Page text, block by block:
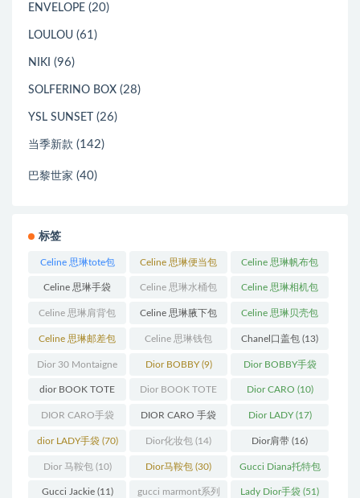
ENVELOPE (20)
LOULOU (61)
NIKI (96)
SOLFERINO BOX (28)
YSL SUNSET (26)
当季新款 (142)
巴黎世家 (40)
标签
Celine 思琳tote包
(23)
Celine 思琳便当包
(14)
Celine 思琳帆布包
(18)
Celine 思琳手袋
(250)
Celine 思琳水桶包
(55)
Celine 思琳相机包
(11)
Celine 思琳肩背包
(12)
Celine 思琳腋下包
(10)
Celine 思琳贝壳包
(12)
Celine 思琳邮差包
(13)
Celine 思琳钱包
(10)
Chanel口盖包 (13)
Dior 30 Montaigne
蒙田(31)
Dior BOBBY(9) Dior BOBBY手袋
(26)
dior BOOK TOTE
(12)
Dior BOOK TOTE
手袋(163)
Dior CARO (10)
DIOR CARO手袋
(11)
DIOR CARO 手袋
(31)
Dior LADY(17)
dior LADY手袋(70) Dior化妆包 (14) Dior肩带 (16)
Dior 马鞍包(10) Dior马鞍包 (30) Gucci Diana托特包
(11)
Gucci Jackie(11) gucci marmont系列 Lady Dior手袋 (51)